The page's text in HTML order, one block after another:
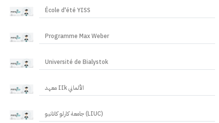
École d'été YISS
Programme Max Weber
Université de Bialystok
معهد IIk الألماني
جامعة كارلو كاتانيو (LIUC)